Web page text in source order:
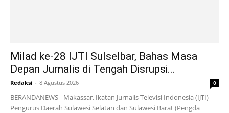
Milad ke-28 IJTI Sulselbar, Bahas Masa
Depan Jurnalis di Tengah Disrupsi...
Redaksi - 8 Agustus 2026 0
BERANDANEWS - Makassar, Ikatan Jurnalis Televisi Indonesia (IJTI)
Pengurus Daerah Sulawesi Selatan dan Sulawesi Barat (Pengda